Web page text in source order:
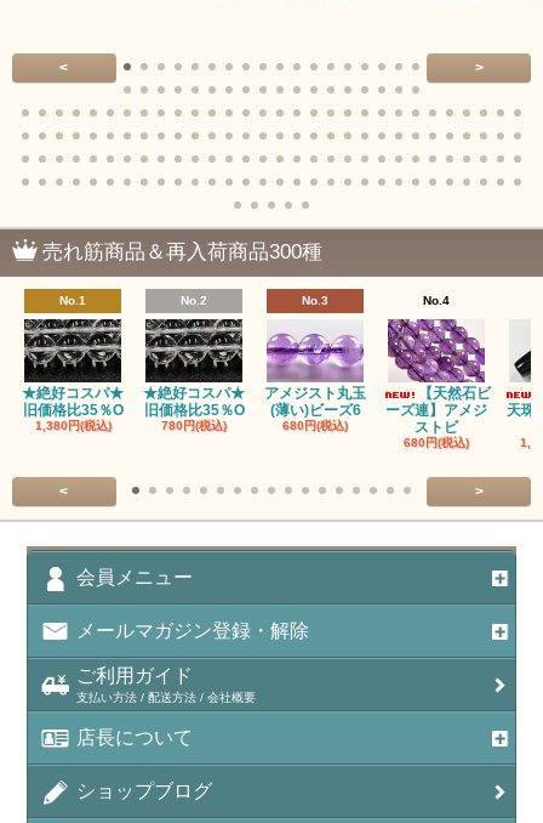
< >
売れ筋商品＆再入荷商品300種
No.1
★絶好コスパ★
旧価格比35％O
1,380円(税込)
No.2
★絶好コスパ★
旧価格比35％O
780円(税込)
No.3
アメジスト丸玉
(薄い)ビーズ6
680円(税込)
No.4
【天然石ビ
ーズ連】アメジ
ストビ
680円(税込)
天珠
< >
会員メニュー
メールマガジン登録・解除
ご利用ガイド
支払い方法 / 配送方法 / 会社概要
店長について
ショップブログ